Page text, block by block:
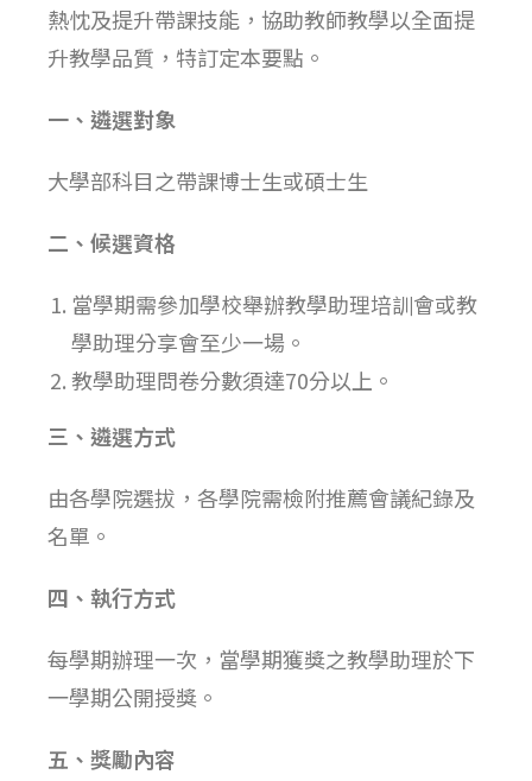
熱忱及提升帶課技能，協助教師教學以全面提
升教學品質，特訂定本要點。
一、遴選對象
大學部科目之帶課博士生或碩士生
二、候選資格
當學期需參加學校舉辦教學助理培訓會或教
學助理分享會至少一場。
教學助理問卷分數須達70分以上。
三、 遴選方式
由各學院選拔，各學院需檢附推薦會議紀錄及
名單。
四、執行方式
每學期辦理一次，當學期獲獎之教學助理於下
一學期公開授獎。
五、 獎勵內容